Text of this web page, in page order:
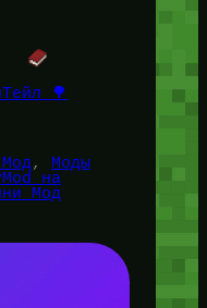
🌳
,
Моды
на
Мод